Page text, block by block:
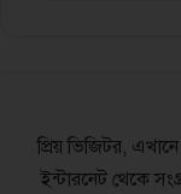
প্রিয় ভিজিটর,
ইন্টারনেট থেকে